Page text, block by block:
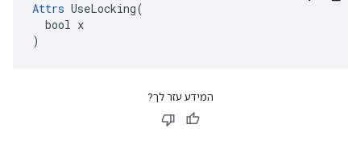
Attrs UseLocking(
  bool x
)
המידע עזר לך?